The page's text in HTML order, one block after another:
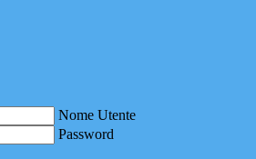
Nome Utente
Password